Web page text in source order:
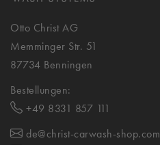
Otto Christ AG
Memminger Str. 51
87734 Benningen
Bestellungen:
+49 8331 857 111
de@christ-carwash-shop.com